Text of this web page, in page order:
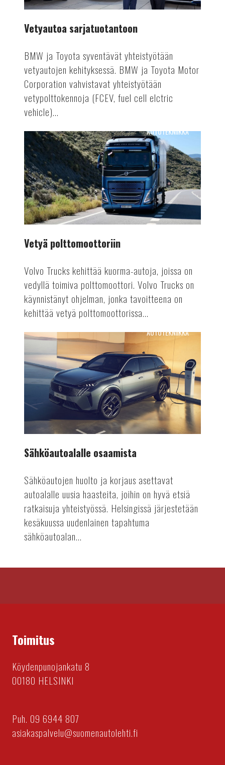
Vetyautoa sarjatuotantoon
BMW ja Toyota syventävät yhteistyötään
vetyautojen kehityksessä. BMW ja Toyota Motor
Corporation vahvistavat yhteistyötään
vetypolttokennoja (FCEV, fuel cell elctric
vehicle)...
Vetyä
polttomoottoriin
AUTOTEKNIIKKA
Vetyä polttomoottoriin
Volvo Trucks kehittää kuorma-autoja, joissa on
vedyllä toimiva polttomoottori. Volvo Trucks on
käynnistänyt ohjelman, jonka tavoitteena on
kehittää vetyä polttomoottorissa...
Sähköautoalalle
osaamista
AUTOTEKNIIKKA
Sähköautoalalle osaamista
Sähköautojen huolto ja korjaus asettavat
autoalalle uusia haasteita, joihin on hyvä etsiä
ratkaisuja yhteistyössä. Helsingissä järjestetään
kesäkuussa uudenlainen tapahtuma
sähköautoalan...
Toimitus
Köydenpunojankatu 8
00180 HELSINKI
Puh. 09 6944 807
asiakaspalvelu@suomenautolehti.fi